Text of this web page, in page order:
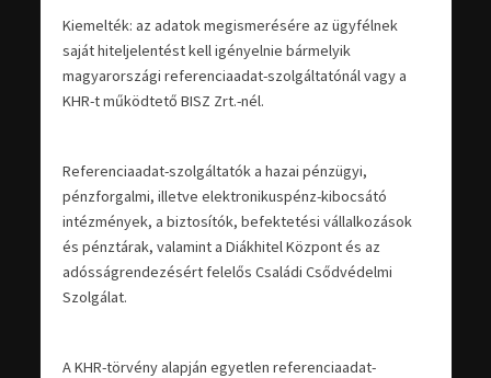
Kiemelték: az adatok megismerésére az ügyfélnek
saját hiteljelentést kell igényelnie bármelyik
magyarországi referenciaadat-szolgáltatónál vagy a
KHR-t működtető BISZ Zrt.-nél.
Referenciaadat-szolgáltatók a hazai pénzügyi,
pénzforgalmi, illetve elektronikuspénz-kibocsátó
intézmények, a biztosítók, befektetési vállalkozások
és pénztárak, valamint a Diákhitel Központ és az
adósságrendezésért felelős Családi Csődvédelmi
Szolgálat.
A KHR-törvény alapján egyetlen referenciaadat-